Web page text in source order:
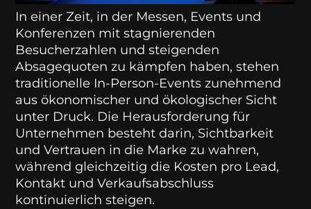
In einer Zeit, in der Messen, Events und
Konferenzen mit stagnierenden
Besucherzahlen und steigenden
Absagequoten zu kämpfen haben, stehen
traditionelle In-Person-Events zunehmend
aus ökonomischer und ökologischer Sicht
unter Druck. Die Herausforderung für
Unternehmen besteht darin, Sichtbarkeit
und Vertrauen in die Marke zu wahren,
während gleichzeitig die Kosten pro Lead,
Kontakt und Verkaufsabschluss
kontinuierlich steigen.